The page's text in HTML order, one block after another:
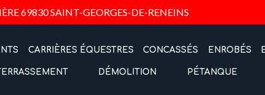
69830 SAINT-GEORGES-DE-RENEINS
CARRIÈRES ÉQUESTRES CONCASSÉS ENROBÉS
DÉMOLITION PÉTANQUE